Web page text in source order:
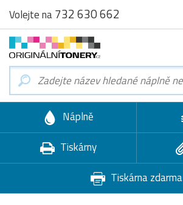
Volejte na732 630 662
Náplně
Tiskárny
Tiskárna zdarma